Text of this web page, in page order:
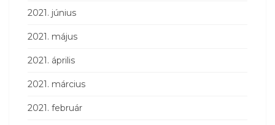
2021. június
2021. május
2021. április
2021. március
2021. február